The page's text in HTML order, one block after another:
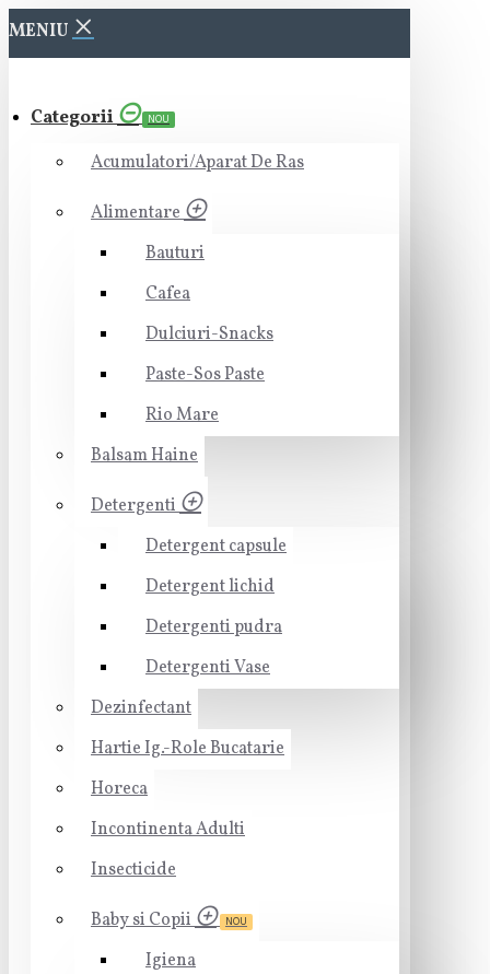
MENIU
Categorii NOU
Acumulatori/Aparat De Ras
Alimentare
Bauturi
Cafea
Dulciuri-Snacks
Paste-Sos Paste
Rio Mare
Balsam Haine
Detergenti
Detergent capsule
Detergent lichid
Detergenti pudra
Detergenti Vase
Dezinfectant
Hartie Ig.-Role Bucatarie
Horeca
Incontinenta Adulti
Insecticide
Baby si Copii NOU
Igiena